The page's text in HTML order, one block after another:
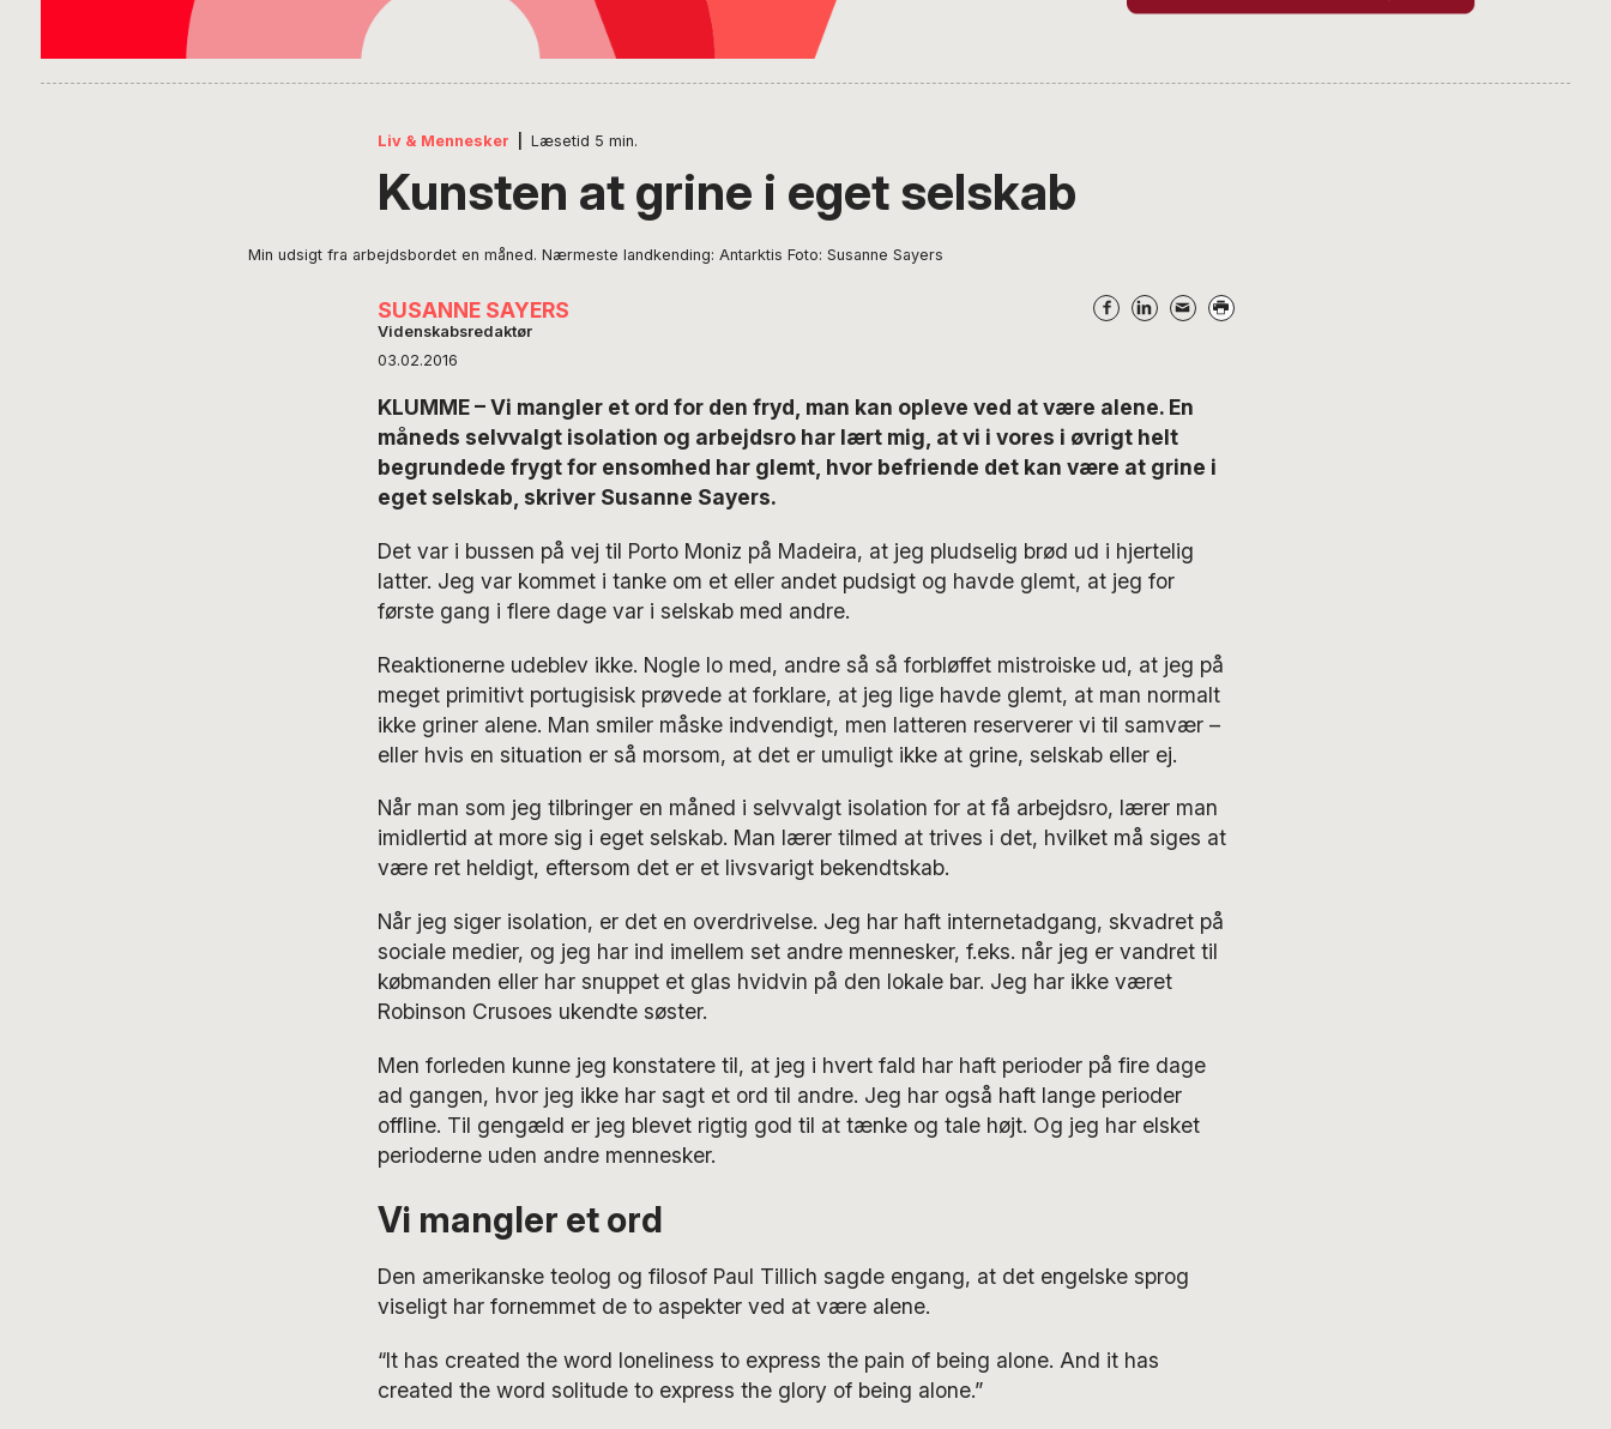
Liv & Mennesker Læsetid 5 min.
Kunsten at grine i eget selskab
Min udsigt fra arbejdsbordet en måned. Nærmeste landkending: Antarktis Foto: Susanne Sayers
SUSANNE SAYERS
Videnskabsredaktør
03.02.2016
KLUMME – Vi mangler et ord for den fryd, man kan opleve ved at være alene. En
måneds selvvalgt isolation og arbejdsro har lært mig, at vi i vores i øvrigt helt
begrundede frygt for ensomhed har glemt, hvor befriende det kan være at grine i
eget selskab, skriver Susanne Sayers.
Det var i bussen på vej til Porto Moniz på Madeira, at jeg pludselig brød ud i hjertelig
latter. Jeg var kommet i tanke om et eller andet pudsigt og havde glemt, at jeg for
første gang i flere dage var i selskab med andre.
Reaktionerne udeblev ikke. Nogle lo med, andre så så forbløffet mistroiske ud, at jeg på
meget primitivt portugisisk prøvede at forklare, at jeg lige havde glemt, at man normalt
ikke griner alene. Man smiler måske indvendigt, men latteren reserverer vi til samvær –
eller hvis en situation er så morsom, at det er umuligt ikke at grine, selskab eller ej.
Når man som jeg tilbringer en måned i selvvalgt isolation for at få arbejdsro, lærer man
imidlertid at more sig i eget selskab. Man lærer tilmed at trives i det, hvilket må siges at
være ret heldigt, eftersom det er et livsvarigt bekendtskab.
Når jeg siger isolation, er det en overdrivelse. Jeg har haft internetadgang, skvadret på
sociale medier, og jeg har ind imellem set andre mennesker, f.eks. når jeg er vandret til
købmanden eller har snuppet et glas hvidvin på den lokale bar. Jeg har ikke været
Robinson Crusoes ukendte søster.
Men forleden kunne jeg konstatere til, at jeg i hvert fald har haft perioder på fire dage
ad gangen, hvor jeg ikke har sagt et ord til andre. Jeg har også haft lange perioder
offline. Til gengæld er jeg blevet rigtig god til at tænke og tale højt. Og jeg har elsket
perioderne uden andre mennesker.
Vi mangler et ord
Den amerikanske teolog og filosof Paul Tillich sagde engang, at det engelske sprog
viseligt har fornemmet de to aspekter ved at være alene.
“It has created the word loneliness to express the pain of being alone. And it has
created the word solitude to express the glory of being alone.”